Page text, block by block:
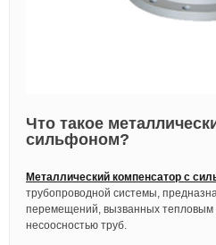
Что такое
сильфоном?
Металлический компенсатор с
трубопроводной системы,
перемещений, вызванных
несоосностью труб.